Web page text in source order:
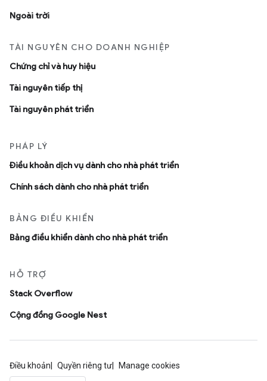
Ngoài trời
TÀI NGUYÊN CHO DOANH NGHIỆP
Chứng chỉ và huy hiệu
Tài nguyên tiếp thị
Tài nguyên phát triển
PHÁP LÝ
Ðiều khoản dịch vụ dành cho nhà phát triển
Chính sách dành cho nhà phát triển
BẢNG ĐIỀU KHIỂN
Bảng điều khiển dành cho nhà phát triển
HỖ TRỢ
Stack Overflow
Cộng đồng Google Nest
Điều khoản Quyền riêng tư Manage cookies